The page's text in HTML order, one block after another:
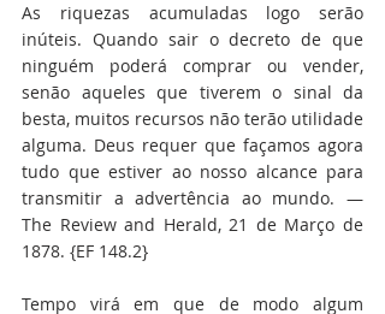
As riquezas acumuladas logo serão
inúteis. Quando sair o decreto de que
ninguém poderá comprar ou vender,
senão aqueles que tiverem o sinal da
besta, muitos recursos não terão utilidade
alguma. Deus requer que façamos agora
tudo que estiver ao nosso alcance para
transmitir a advertência ao mundo. —
The Review and Herald, 21 de Março de
1878. {EF 148.2}
Tempo virá em que de modo algum